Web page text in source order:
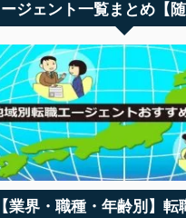
ージェント一覧まとめ【随
【業界・職種・年齢別】転